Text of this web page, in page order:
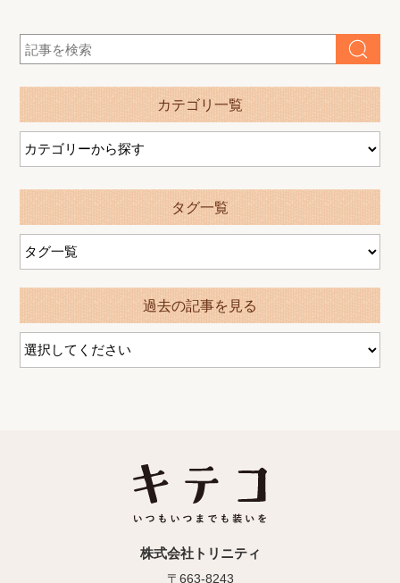
カテゴリ一覧
タグ一覧
過去の記事を見る
株式会社トリニティ
〒663-8243